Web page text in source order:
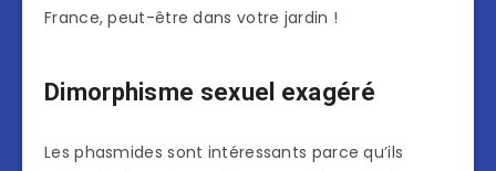
France, peut-être dans votre jardin !
Dimorphisme sexuel exagéré
Les phasmides sont intéressants parce qu’ils